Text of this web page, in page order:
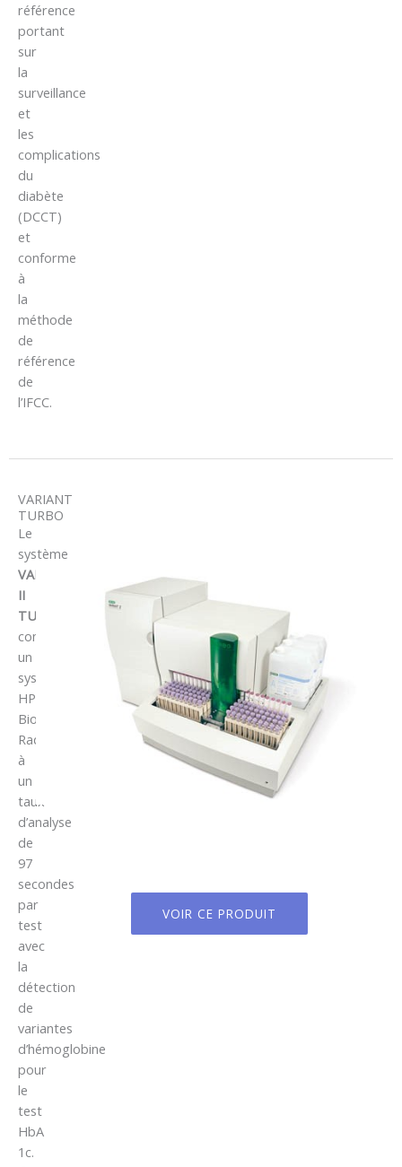
référence
portant
sur
la
surveillance
et
les
complications
du
diabète
(DCCT)
et
conforme
à
la
méthode
de
référence
de
l’IFCC.
VARIANT
TURBO
Le
système
VARIANT
II
TURBO
combine
un
système
HPLC
Bio-
Rad
à
un
taux
d’analyse
de
97
secondes
par
test
avec
la
détection
de
variantes
d’hémoglobine
pour
le
test
HbA
1c.
VOIR CE PRODUIT